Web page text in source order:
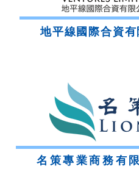
地平線國際合資有
名策專業商務有